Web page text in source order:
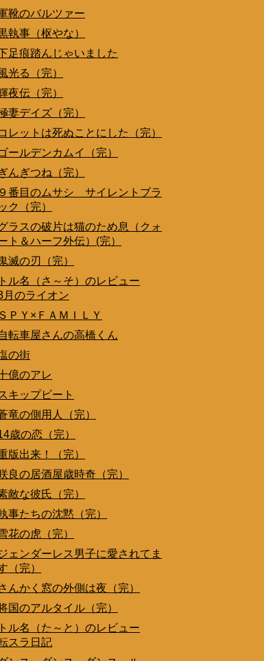
靴のバルツァー
執事（枢やな）
足痕踏んじゃいました
光る（完）
夜伝（完）
妻デイズ（完）
レットは死ぬことにした（完）
ールデンカムイ（完）
んぎつね（完）
９番目のムサシ サイレントブラ
ク（完）
ラスの破片は猫のため息（クォ
ト＆ハーフ外伝）(完）
滅の刃（完）
ル名（さ～そ）のレビュー
月のライオン
ＳＰＹ×ＦＡＭＩＬＹ
転車屋さんの高橋くん
の街
億のアレ
キップビート
竜の側用人（完）
歳の恋（完）
版出来！（完）
良の居酒屋歳時奇（完）
敵な彼氏（完）
事たちの沈黙（完）
花の虎（完）
ェンダーレス男子に愛されてま
（完）
んかく窓の外側は夜（完）
国のアルタイル（完）
ル名（た～と）のレビュー
スラ日記